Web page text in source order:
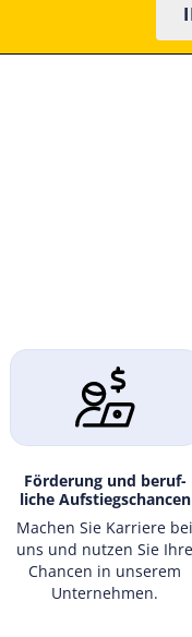
Förde­rung und beruf­
liche Auf­stiegs­chancen
Machen Sie Karri­ere bei
uns und nutzen Sie Ihre
Chan­cen in unse­rem
Unter­nehmen.